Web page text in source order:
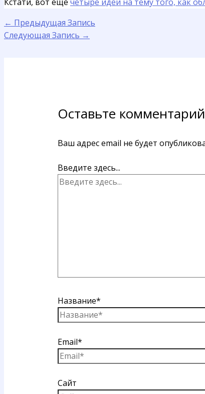
← Предыдущая Запись
Следующая Запись →
Оставьте комментарий
Ваш адрес email не будет
Введите здесь...
Название*
Email*
Сайт